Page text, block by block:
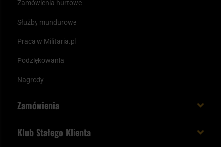
Zamówienia hurtowe
Służby mundurowe
Praca w Militaria.pl
Podziękowania
Nagrody
Zamówienia
Klub Stałego Klienta